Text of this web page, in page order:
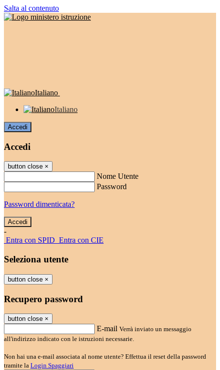
Salta al contenuto
Italiano
Italiano
Accedi
Accedi
button close ×
Nome Utente
Password
Password dimenticata?
-
Entra con SPID Entra con CIE
Seleziona utente
button close ×
Recupero password
button close ×
E-mail Verrà inviato un messaggio
all'indirizzo indicato con le istruzioni necessarie.
Non hai una e-mail associata al nome utente? Effettua il reset della password
tramite la Login Spaggiari